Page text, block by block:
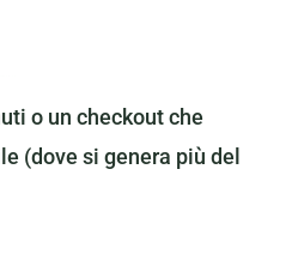
o un checkout che
(dove si genera più del